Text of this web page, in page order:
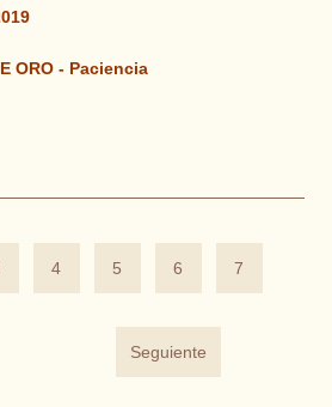
ORO - Paciencia
4 5 6 7
Seguiente